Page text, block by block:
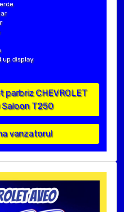
up display
CHEVROLET
Saloon T250
vanzatorul